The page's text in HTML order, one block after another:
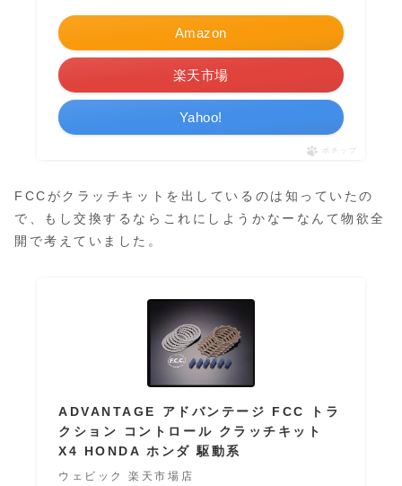
Amazon
楽天市場
Yahoo!
ポチップ
FCCがクラッチキットを出しているのは知っていたの
で、もし交換するならこれにしようかなーなんて物欲全
開で考えていました。
ADVANTAGE アドバンテージ FCC トラ
クション コントロール クラッチキット
X4 HONDA ホンダ 駆動系
ウェビック 楽天市場店